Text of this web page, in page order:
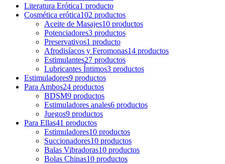
Literatura Erótica1 producto
Cosmética erótica102 productos
Aceite de Masajes10 productos
Potenciadores3 productos
Preservativos1 producto
Afrodisíacos y Feromonas14 productos
Estimulantes27 productos
Lubricantes Íntimos3 productos
Estimuladores9 productos
Para Ambos24 productos
BDSM9 productos
Estimuladores anales6 productos
Juegos9 productos
Para Ellas41 productos
Estimuladores10 productos
Succionadores10 productos
Balas Vibradoras10 productos
Bolas Chinas10 productos